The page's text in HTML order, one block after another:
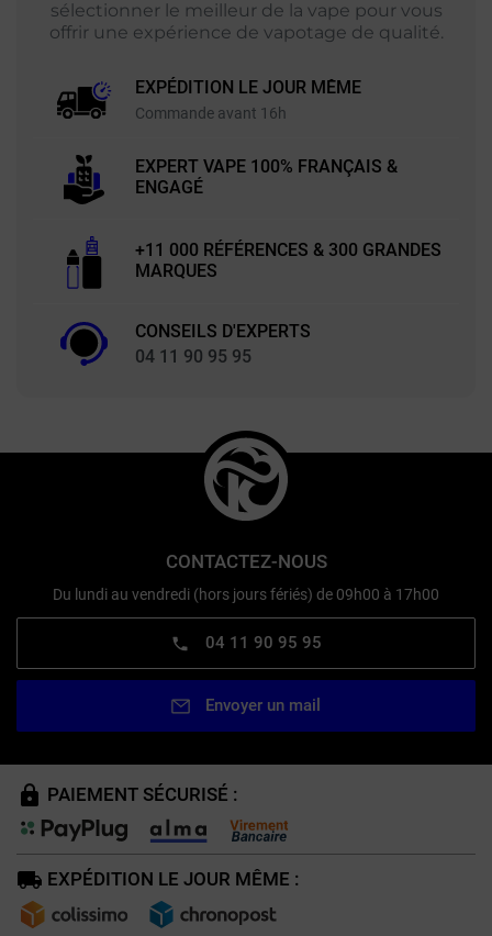
sélectionner le meilleur de la vape pour vous
offrir une expérience de vapotage de qualité.
EXPÉDITION LE JOUR MÊME
Commande avant 16h
EXPERT VAPE 100% FRANÇAIS &
ENGAGÉ
+11 000 RÉFÉRENCES & 300 GRANDES
MARQUES
CONSEILS D'EXPERTS
04 11 90 95 95
CONTACTEZ-NOUS
Du lundi au vendredi (hors jours fériés) de 09h00 à 17h00
04 11 90 95 95
Envoyer un mail
PAIEMENT SÉCURISÉ :
EXPÉDITION LE JOUR MÊME :